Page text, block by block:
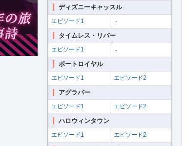
ディズニーキャッスル
エピソード1 -
タイムレス・リバー
エピソード1 -
ポートロイヤル
エピソード1 エピソード2
アグラバー
エピソード1 エピソード2
ハロウィンタウン
エピソード1 エピソード2